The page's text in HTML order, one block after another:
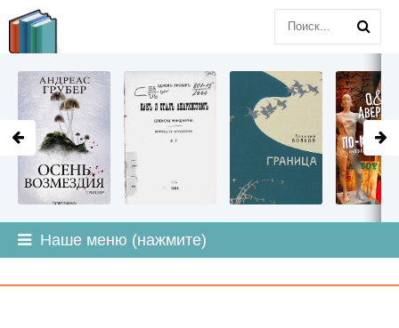
Наше меню (нажмите)
LITMIR.ORG